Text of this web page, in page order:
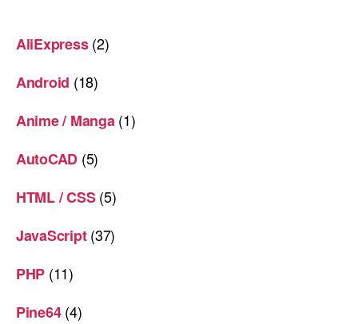
AliExpress(2)
Android (18)
Anime / Manga(1)
AutoCAD (5)
HTML / CSS(5)
JavaScript(37)
PHP (11)
Pine64(4)